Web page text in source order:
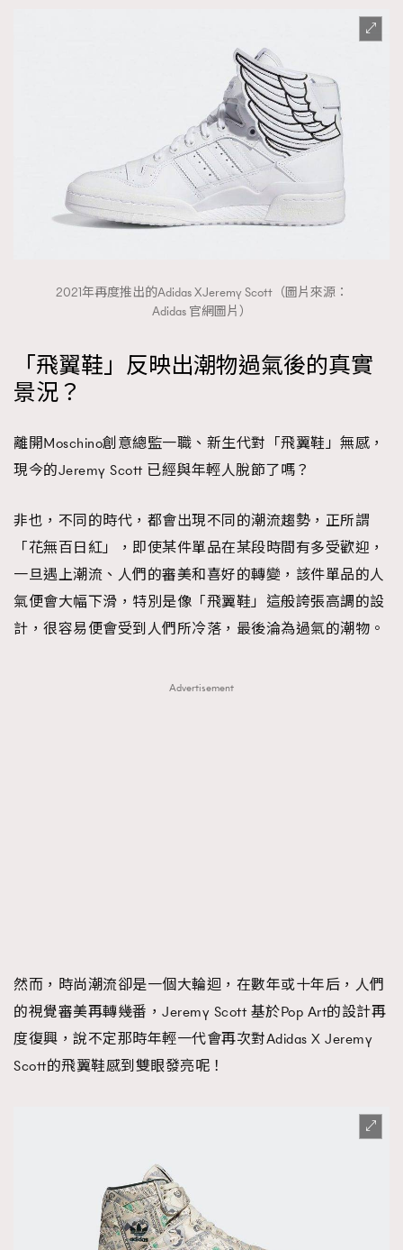
2021年再度推出的Adidas XJeremy Scott（圖片來源：
Adidas 官網圖片）
「飛翼鞋」反映出潮物過氣後的真實
景況？
離開Moschino創意總監一職、新生代對「飛翼鞋」無感，
現今的Jeremy Scott 已經與年輕人脫節了嗎？
非也，不同的時代，都會出現不同的潮流趨勢，正所謂
「花無百日紅」，即使某件單品在某段時間有多受歡迎，
一旦遇上潮流、人們的審美和喜好的轉變，該件單品的人
氣便會大幅下滑，特別是像「飛翼鞋」這般誇張高調的設
計，很容易便會受到人們所冷落，最後淪為過氣的潮物。
Advertisement
然而，時尚潮流卻是一個大輪迴，在數年或十年后，人們
的視覺審美再轉幾番，Jeremy Scott 基於Pop Art的設計再
度復興，說不定那時年輕一代會再次對Adidas X Jeremy
Scott的飛翼鞋感到雙眼發亮呢！